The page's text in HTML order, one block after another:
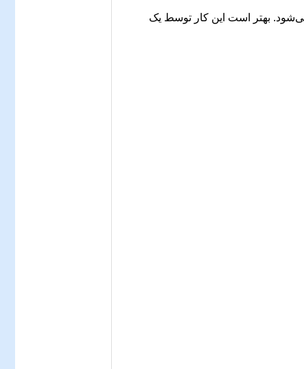
بهتر است این کار توسط یک